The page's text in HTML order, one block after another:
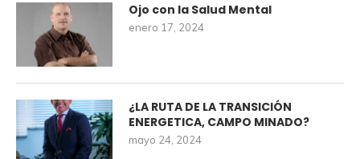
Ojo con la Salud Mental
enero 17, 2024
¿LA RUTA DE LA TRANSICIÓN
ENERGETICA, CAMPO MINADO?
mayo 24, 2024